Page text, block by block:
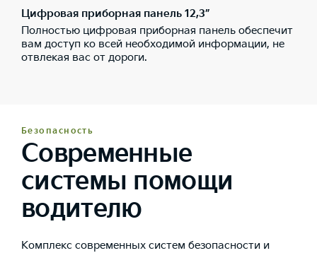
Цифровая приборная панель 12,3”
Полностью цифровая приборная панель обеспечит
вам доступ ко всей необходимой информации, не
отвлекая вас от дороги.
Безопасность
Современные
системы помощи
водителю
Комплекс современных систем безопасности и